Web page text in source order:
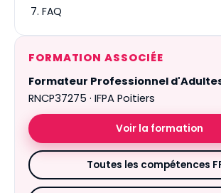
FAQ
FORMATION ASSOCIÉE
Formateur Professionnel
RNCP37275 · IFPA Poitiers
Voir la formation
Toutes les compétences